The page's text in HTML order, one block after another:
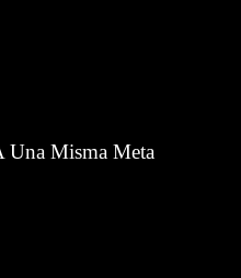
Una Misma Meta